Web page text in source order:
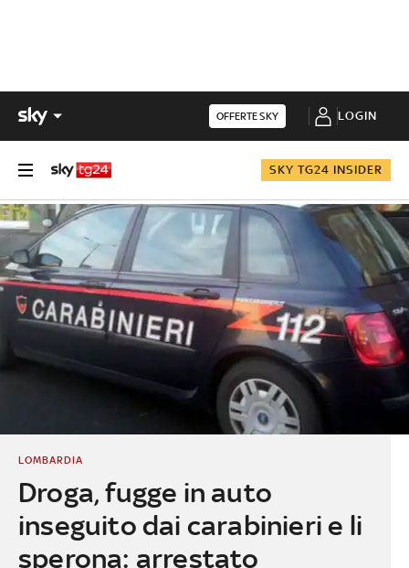
OFFERTE SKY LOGIN
SKY TG24 INSIDER
Droga, fugge in auto
inseguito dai carabinieri e li
sperona: arrestato
LOMBARDIA